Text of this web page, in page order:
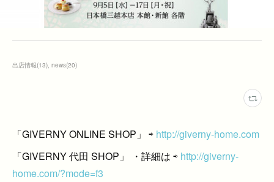
出店情報(13) news(20)
「GIVERNY ONLINE SHOP」 ⇨ http://giverny-home.com
「GIVERNY 代田 SHOP」 ・詳細は ⇨ http://giverny-
home.com/?mode=f3